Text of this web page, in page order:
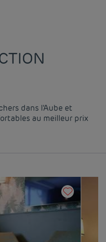
dans l'Aube et
au meilleur prix